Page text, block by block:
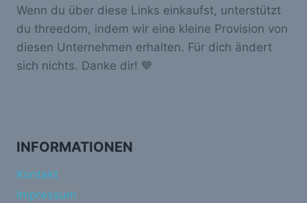
Wenn du über diese Links einkaufst, unterstützt
du threedom, indem wir eine kleine Provision von
diesen Unternehmen erhalten. Für dich ändert
sich nichts. Danke dir! 💙
INFORMATIONEN
Kontakt
Impressum